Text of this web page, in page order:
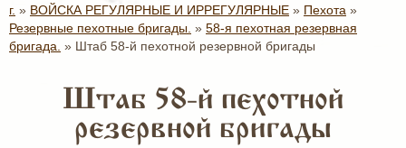
г. » ВОЙСКА РЕГУЛЯРНЫЕ И ИРРЕГУЛЯРНЫЕ » Пехота »
Резервные пехотные бригады. » 58-я пехотная резервная
бригада. » Штаб 58-й пехотной резервной бригады
Штаб 58-й пехотной
резервной бригады